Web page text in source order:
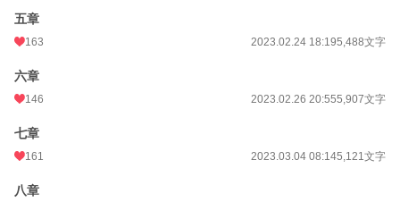
週間ポイント
月間ポイント
年間ポイント
五章
163 2023.02.24 18:195,488文字
六章
146 2023.02.26 20:555,907文字
七章
161 2023.03.04 08:145,121文字
八章